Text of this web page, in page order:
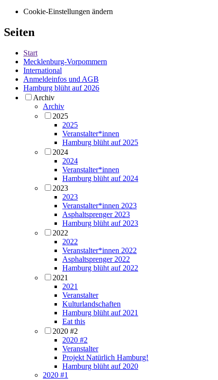
Cookie-Einstellungen ändern
Seiten
Start
Mecklenburg-Vorpommern
International
Anmeldeinfos und AGB
Hamburg blüht auf 2026
Archiv
Archiv
2025
2025
Veranstalter*innen
Hamburg blüht auf 2025
2024
2024
Veranstalter*innen
Hamburg blüht auf 2024
2023
2023
Veranstalter*innen 2023
Asphaltsprenger 2023
Hamburg blüht auf 2023
2022
2022
Veranstalter*innen 2022
Asphaltsprenger 2022
Hamburg blüht auf 2022
2021
2021
Veranstalter
Kulturlandschaften
Hamburg blüht auf 2021
Eat this
2020 #2
2020 #2
Veranstalter
Projekt Natürlich Hamburg!
Hamburg blüht auf 2020
2020 #1